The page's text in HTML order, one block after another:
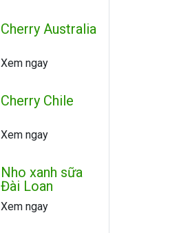
Cherry Australia
Xem ngay
Cherry Chile
Xem ngay
Nho xanh sữa
Đài Loan
Xem ngay